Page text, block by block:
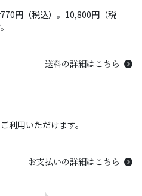
円（税込）。10,800円（税
送料の詳細はこちら
利用いただけます。
お支払いの詳細はこちら